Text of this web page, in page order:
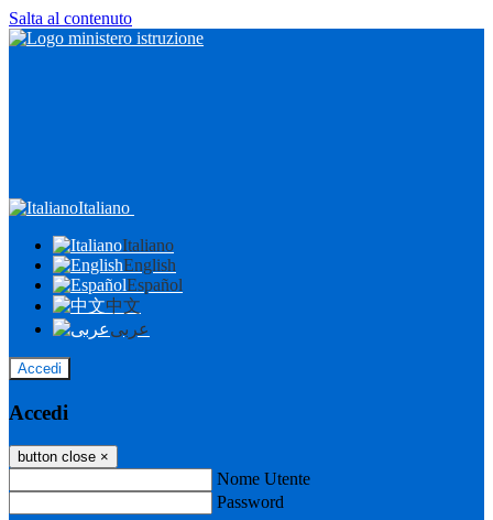
Salta al contenuto
Italiano
Italiano
English
Español
中文
عربى
Accedi
Accedi
button close ×
Nome Utente
Password